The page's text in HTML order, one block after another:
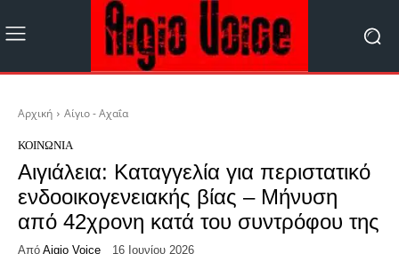
Αρχική Αίγιο - Αχαΐα
ΚΟΙΝΩΝΊΑ
Αιγιάλεια: Καταγγελία για περιστατικό
ενδοοικογενειακής βίας – Μήνυση
από 42χρονη κατά του συντρόφου της
Από Aigio Voice 16 Ιουνίου 2026